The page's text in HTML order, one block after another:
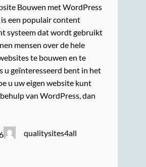
Bouwen met WordPress
een populair content
systeem dat wordt gebruikt
mensen over de hele
te bouwen en te
u geïnteresseerd bent in het
u uw eigen website kunt
van WordPress, dan
qualitysites4all